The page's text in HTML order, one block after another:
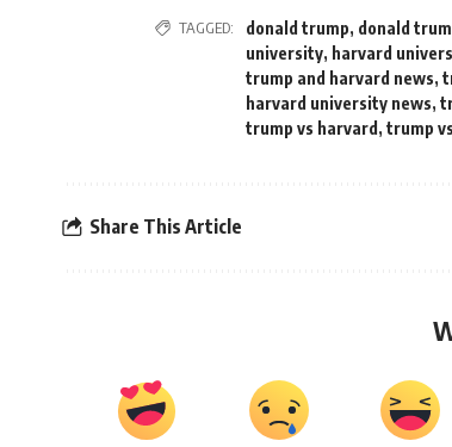
TAGGED: donald trump, donald
university, harvard
trump and harvard news,
harvard university news,
trump vs harvard , trump
Share This Article